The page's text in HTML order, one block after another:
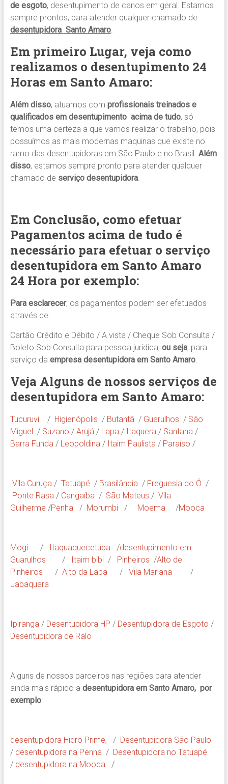
de esgoto, desentupimento de canos em geral. Estamos
sempre prontos, para atender qualquer chamado de
desentupidora Santo Amaro.
Em primeiro Lugar, veja como
realizamos o desentupimento 24
Horas em Santo Amaro:
Além disso, atuamos com profissionais treinados e
qualificados em desentupimento acima de tudo, só
temos uma certeza a que vamos realizar o trabalho, pois
possuímos as mais modernas maquinas que existe no
ramo das desentupidoras em São Paulo e no Brasil. Além
disso, estamos sempre pronto para atender qualquer
chamado de serviço desentupidora.
Em Conclusão, como efetuar
Pagamentos acima de tudo é
necessário para efetuar o serviço
desentupidora em Santo Amaro
24 Hora por exemplo:
Para esclarecer, os pagamentos podem ser efetuados
através de:
Cartão Crédito e Débito / A vista / Cheque Sob Consulta /
Boleto Sob Consulta para pessoa jurídica, ou seja, para
serviço da empresa desentupidora em Santo Amaro.
Veja Alguns de nossos serviços de
desentupidora em Santo Amaro:
Tucuruvi/ Higienópolis / Butantã/ Guarulhos / São
Miguel / Suzano / Arujá/ Lapa/ Itaquera/ Santana/
Barra Funda/ Leopoldina/ Itaim Paulista/ Paraíso /
Vila Curuça/ Tatuapé /Brasilândia /Freguesia do Ó /
Ponte Rasa/Cangaíba/ São Mateus / Vila
Guilherme /Penha/ Morumbi/ Moema/Mooca
Mogi/ Itaquaquecetuba/desentupimento em
Guarulhos / Itaim bibi/ Pinheiros /Alto de
Pinheiros / Alto da Lapa/ Vila Mariana/
Jabaquara
Ipiranga/ Desentupidora HP / Desentupidora de Esgoto /
Desentupidora de Ralo
Alguns de nossos parceiros nas regiões para atender
ainda mais rápido a desentupidora em Santo Amaro, por
exemplo:
desentupidora Hidro Prime, / Desentupidora São Paulo
/ desentupidora na Penha/ Desentupidora no Tatuapé
/ desentupidora na Mooca/